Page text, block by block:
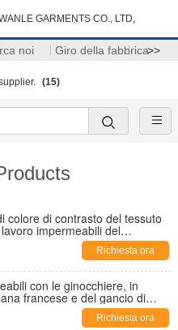
GARMENTS CO., LTD,
noi Giro della fabbrica>>
(15)
colore di contrasto del tessuto
impermeabili del
riflettente Richiesta ora
con le ginocchiere, in
francese e del gancio di
francese del lavoroRichiesta ora